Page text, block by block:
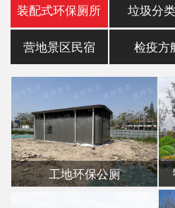
装配式环保厕所 垃圾分
营地景区民宿 检疫方
工地环保公厕